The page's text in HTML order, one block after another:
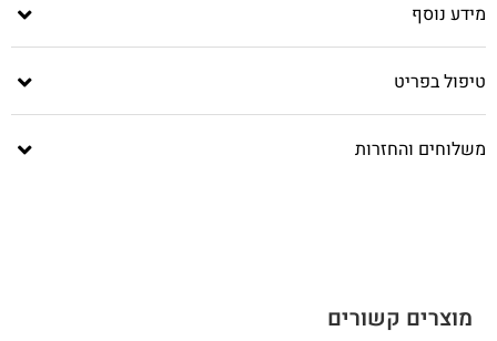
מידע נוסף
טיפול בפריט
משלוחים והחזרות
מוצרים קשורים